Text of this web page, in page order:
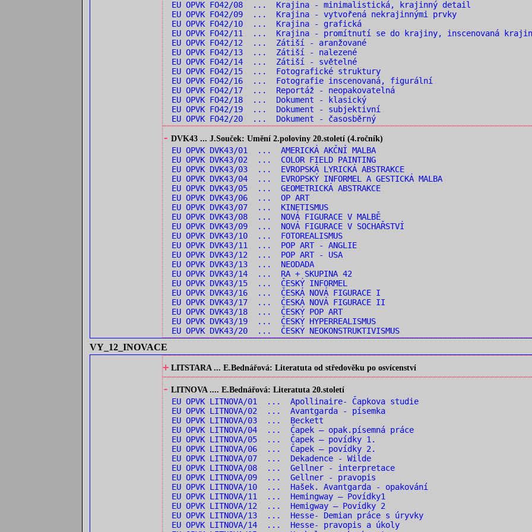
EU OPVK FO42/08 ... Krajina - minimalistická, krajinný detail
EU OPVK FO42/09 ... Krajina - vytvořená nekrajinnými prvky
EU OPVK FO42/10 ... Krajina - grafická
EU OPVK FO42/11 ... Krajina - promítnutí se do krajiny, inscenovaná
EU OPVK FO42/12 ... Zátiší - aranžované
EU OPVK FO42/13 ... Zátiší - nalezené
EU OPVK FO42/14 ... Zátiší - světelné
EU OPVK FO42/15 ... Fotografické struktury
EU OPVK FO42/16 ... Fotografie inscenovaná, figurální
EU OPVK FO42/17 ... Reportáž - neopakovatelná
EU OPVK FO42/18 ... Dokument - klasický
EU OPVK FO42/19 ... Dokument - subjektivní
EU OPVK FO42/20 ... Dokument - časosběrný
- DVK43 ... J.Souček: Umění 2.poloviny 20.století (4.ročník)
EU OPVK DVK43/01 ... AMERICKÁ AKČNÍ MALBA
EU OPVK DVK43/02 ... COLOR FIELD PAINTING
EU OPVK DVK43/03 ... EVROPSKÁ LYRICKÁ ABSTRAKCE
EU OPVK DVK43/04 ... EVROPSKÝ INFORMEL A GESTICKÁ MALBA
EU OPVK DVK43/05 ... GEOMETRICKÁ ABSTRAKCE
EU OPVK DVK43/06 ... OP ART
EU OPVK DVK43/07 ... KINETISMUS
EU OPVK DVK43/08 ... NOVÁ FIGURACE V MALBĚ
EU OPVK DVK43/09 ... NOVÁ FIGURACE V SOCHAŘSTVÍ
EU OPVK DVK43/10 ... FOTOREALISMUS
EU OPVK DVK43/11 ... POP ART - ANGLIE
EU OPVK DVK43/12 ... POP ART - USA
EU OPVK DVK43/13 ... NEODADA
EU OPVK DVK43/14 ... RA + SKUPINA 42
EU OPVK DVK43/15 ... ČESKÝ INFORMEL
EU OPVK DVK43/16 ... ČESKÁ NOVÁ FIGURACE I
EU OPVK DVK43/17 ... ČESKÁ NOVÁ FIGURACE II
EU OPVK DVK43/18 ... ČESKÝ POP ART
EU OPVK DVK43/19 ... ČESKÝ HYPERREALISMUS
EU OPVK DVK43/20 ... ČESKÝ NEOKONSTRUKTIVISMUS
VY_12_INOVACE
+ LITSTARA ... E.Bednářová: Literatuta od středověku po osvícenství
- LITNOVA .... E.Bednářová: Literatuta 20.století
EU OPVK LITNOVA/01 ... Apollinaire- Čapkova studie
EU OPVK LITNOVA/02 ... Avantgarda - písemka
EU OPVK LITNOVA/03 ... Beckett
EU OPVK LITNOVA/04 ... Čapek – opak.písemná práce
EU OPVK LITNOVA/05 ... Čapek – povídky 1.
EU OPVK LITNOVA/06 ... Čapek – povídky 2.
EU OPVK LITNOVA/07 ... Dekadence - Wilde
EU OPVK LITNOVA/08 ... Gellner - interpretace
EU OPVK LITNOVA/09 ... Gellner - pravopis
EU OPVK LITNOVA/10 ... Hašek. Avantgarda - opakování
EU OPVK LITNOVA/11 ... Hemingway – Povídky1
EU OPVK LITNOVA/12 ... Hemigway – Povídky 2
EU OPVK LITNOVA/13 ... Hesse- Demian práce s úryvky
EU OPVK LITNOVA/14 ... Hesse- pravopis a úkoly